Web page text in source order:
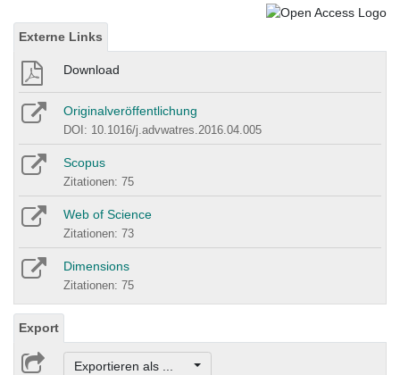
Externe Links
Download
Originalveröffentlichung
DOI: 10.1016/j.advwatres.2016.04.005
Scopus
Zitationen: 75
Web of Science
Zitationen: 73
Dimensions
Zitationen: 75
Export
Exportieren als ...